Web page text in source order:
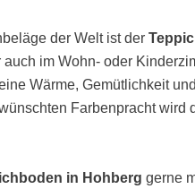
der Welt ist der
im Wohn- oder
Wärme, Gemütlichkeit
Farbenpracht wird
in Hohberg gerne